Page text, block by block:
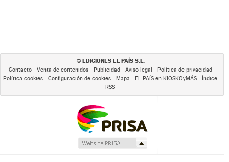
© EDICIONES EL PAÍS S.L.
Contacto Venta de contenidos Publicidad Aviso legal
Política de privacidad
Política cookies
Configuración de cookies Mapa EL PAÍS en KIOSKOyMÁS
Índice
RSS